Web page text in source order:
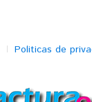
Politicas de